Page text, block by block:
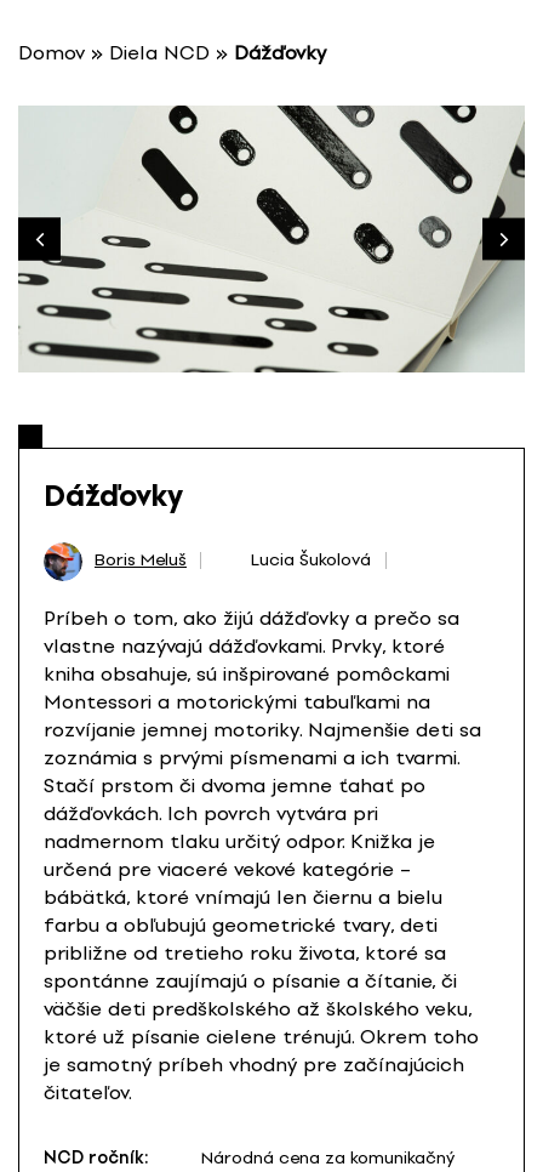
Domov » Diela NCD » Dážďovky
Dážďovky
Boris Meluš Lucia Šukolová
Príbeh o tom, ako žijú dážďovky a prečo sa
vlastne nazývajú dážďovkami. Prvky, ktoré
kniha obsahuje, sú inšpirované pomôckami
Montessori a motorickými tabuľkami na
rozvíjanie jemnej motoriky. Najmenšie deti sa
zoznámia s prvými písmenami a ich tvarmi.
Stačí prstom či dvoma jemne ťahať po
dážďovkách. Ich povrch vytvára pri
nadmernom tlaku určitý odpor. Knižka je
určená pre viaceré vekové kategórie –
bábätká, ktoré vnímajú len čiernu a bielu
farbu a obľubujú geometrické tvary, deti
približne od tretieho roku života, ktoré sa
spontánne zaujímajú o písanie a čítanie, či
väčšie deti predškolského až školského veku,
ktoré už písanie cielene trénujú. Okrem toho
je samotný príbeh vhodný pre začínajúcich
čitateľov.
NCD ročník:
Národná cena za komunikačný